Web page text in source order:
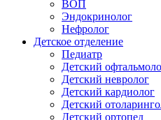
ВОП
Эндокринолог
Нефролог
Детское отделение
Педиатр
Детский
Детский невролог
Детский кардиолог
Детский
Детский ортопед